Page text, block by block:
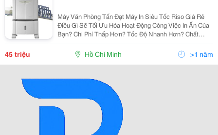
Máy Văn Phòng Tấn Đạt Máy In Siêu Tốc Riso Giá Rẻ
Điều Gì Sẽ Tối Ưu Hóa Hoạt Động Công Việc In Ấn Của
Bạn? Chi Phí Thấp Hơn? Tốc Độ Nhanh Hơn? Chất
Lượng Hình Ảnh Cao Hơn? Dòng Riso Ez Sao Chép Kỹ
Thuật Số Cung Cấp Chi Phí Vận Hàn
45 triệu Hồ Chí Minh >1 năm